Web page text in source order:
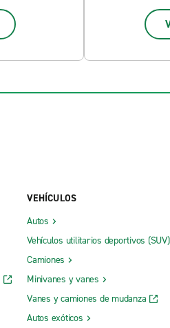
VEHÍCULOS
Autos
Vehículos utilitarios deportivos (SUV)
Camiones
Minivanes y vanes
Vanes y camiones de mudanza
Autos exóticos